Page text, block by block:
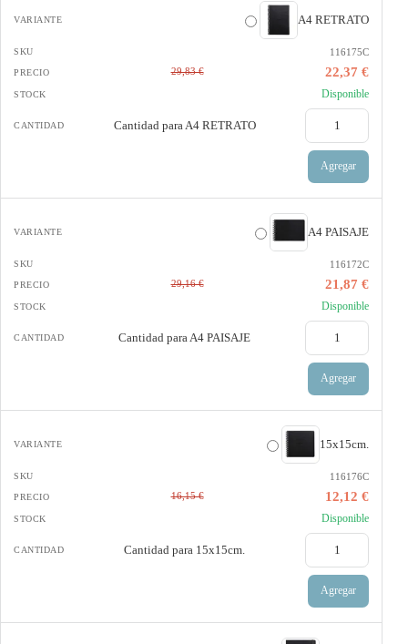
A4 RETRATO
116175C
29,83 €
22,37 €
Disponible
Cantidad para A4 RETRATO
Agregar
A4 PAISAJE
116172C
29,16 €
21,87 €
Disponible
Cantidad para A4 PAISAJE
Agregar
15x15cm.
116176C
16,15 €
12,12 €
Disponible
Cantidad para 15x15cm.
Agregar